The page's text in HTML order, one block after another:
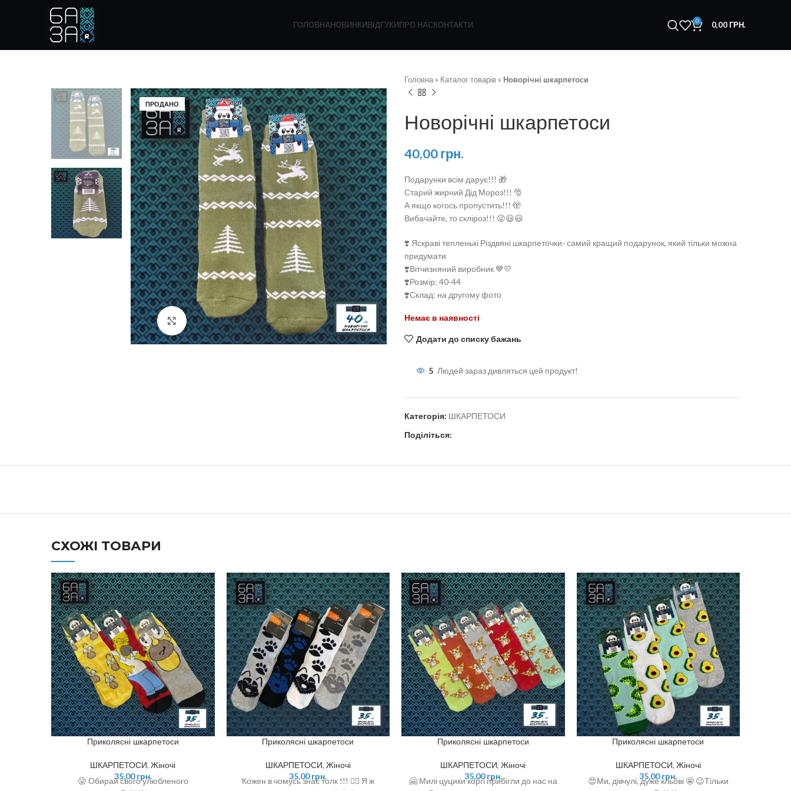
ГОЛОВНАНОВИНКИВІДГУКИПРО НАСКОНТАКТИ 0 0,00ГРН.
ПРОДАНО
Натисніть, щоб збільшити
Головна » Каталог товарів » Новорічні шкарпетоси
Новорічні шкарпетоси
40,00грн.
Подарунки всім дарує!!! 🎁
Старий жирний Дід Мороз!!! 🎅
А якщо когось пропустить!!! 🫣
Вибачайте, то скліроз!!! 😜😃😃
❣️ Яскраві тепленькі Різдвяні шкарпеточки- самий кращий подарунок, який тільки можна
придумати
❣️Вітчизняний виробник 💙💛
❣️Розмір: 40-44
❣️Склад: на другому фото
Немає в наявності
Додати до списку бажань
5 Людей зараз дивляться цей продукт!
Категорія: ШКАРПЕТОСИ
Поділіться:
СХОЖІ ТОВАРИ
Приколясні шкарпетоси
ШКАРПЕТОСИ,Жіночі
35,00грн.
😜 Обирай свого улюбленого
Приколясні шкарпетоси
ШКАРПЕТОСИ, Жіночі
35,00грн.
Кожен в чомусь знає толк !!! ☝🏻 Я ж
Приколясні шкарпетоси
ШКАРПЕТОСИ,Жіночі
35,00грн.
🤗 Милі цуцики коргі прибігли до нас на
Приколясні шкарпетоси
ШКАРПЕТОСИ, Жіночі
35,00грн.
😍Ми, дівчулі, дуже кльові 🤩 😉Тільки